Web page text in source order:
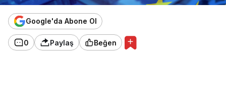
Google'da Abone Ol
0 Paylaş Beğen